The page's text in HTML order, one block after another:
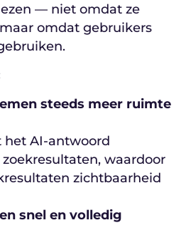
— niet omdat ze
omdat gebruikers
steeds meer ruimte
het AI-antwoord
waardoor
zichtbaarheid
snel en volledig